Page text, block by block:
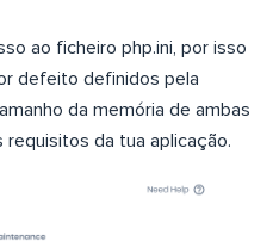
ao ficheiro php.ini, por isso
defeito definidos pela
da memória de ambas
da tua aplicação.